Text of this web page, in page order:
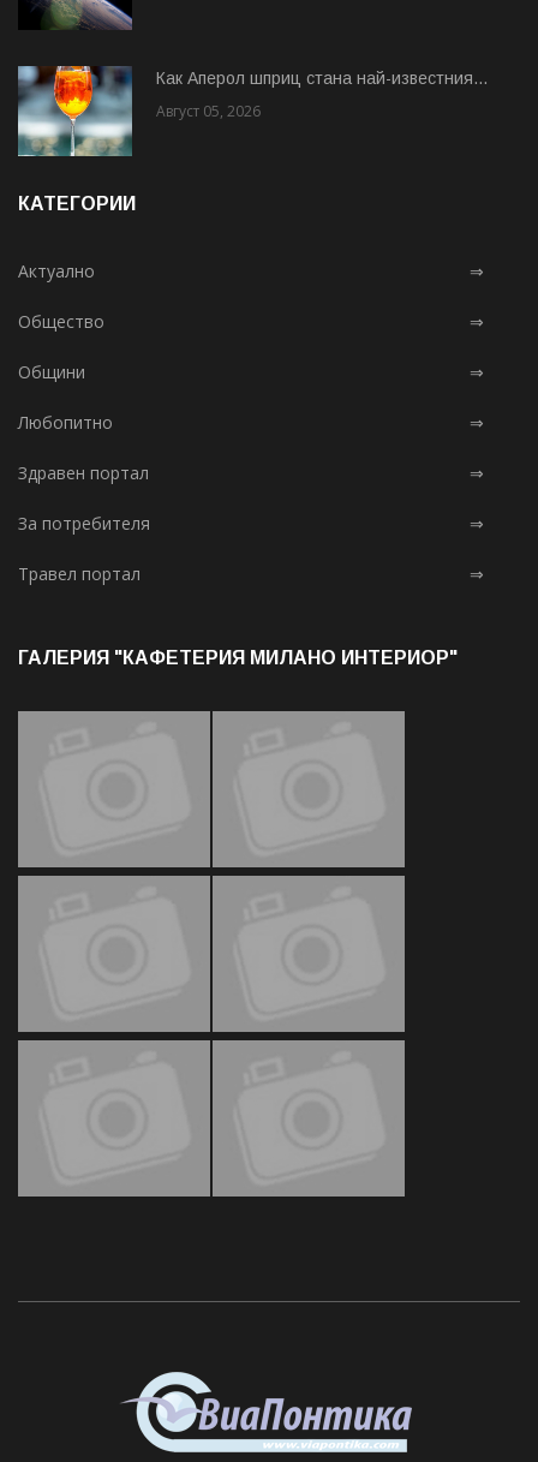
Как Аперол шприц стана най-известния...
Август 05, 2026
КАТЕГОРИИ
Актуално ⇒
Общество ⇒
Общини ⇒
Любопитно ⇒
Здравен портал ⇒
За потребителя ⇒
Травел портал ⇒
ГАЛЕРИЯ "КАФЕТЕРИЯ МИЛАНО ИНТЕРИОР"